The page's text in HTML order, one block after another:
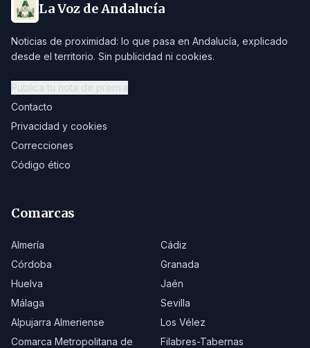
La Voz de Andalucía
Noticias de proximidad: lo que pasa en Andalucía, explicado
desde el territorio. Sin publicidad ni cookies.
Publica tu nota de prensa
Contacto
Privacidad y cookies
Correcciones
Código ético
Comarcas
Almería
Cádiz
Córdoba
Granada
Huelva
Jaén
Málaga
Sevilla
Alpujarra Almeriense
Los Vélez
Comarca Metropolitana de
Filabres-Tabernas